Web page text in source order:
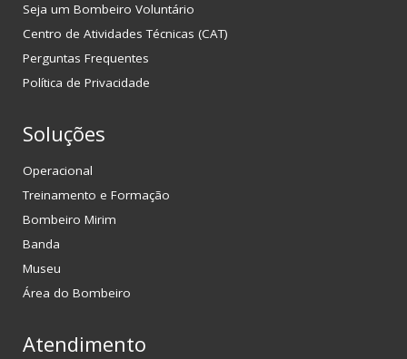
Seja um Bombeiro Voluntário
Centro de Atividades Técnicas (CAT)
Perguntas Frequentes
Política de Privacidade
Soluções
Operacional
Treinamento e Formação
Bombeiro Mirim
Banda
Museu
Área do Bombeiro
Atendimento